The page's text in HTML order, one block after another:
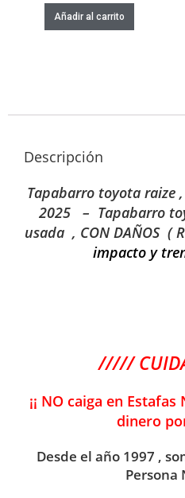
Añadir al carrito
Descripción
Tapabarro toyota raize
2025 – Tapabarro
usada , CON DAÑOS ( R
impacto y
/////
¡¡ NO caiga en
dinero
Desde el año 1997 ,
Persona